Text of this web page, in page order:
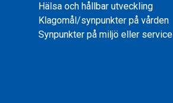
Hälsa och hållbar utveckling
Klagomål/synpunkter på vården
Synpunkter på miljö eller service